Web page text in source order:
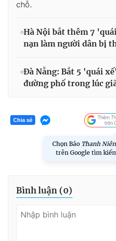
chỗ.
Hà Nội bắt thêm 7
nạn làm người dân bị
Đà Nẵng: Bắt 5 'quái
đường phố trong lúc
Chia sẻ
Chọn Báo Thanh Niên
trên Google tìm
Bình luận (0)